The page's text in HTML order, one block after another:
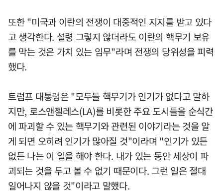
또한 "미국과 이란의 전쟁이 대중적인 지지를 받고 있다
고 생각한다. 설령 그렇지 않더라도 이란의 핵무기 보유
를 막는 것은 가치 있는 임무"라며 전쟁의 당위성을 피력
했다.
트럼프 대통령은 "모두들 핵무기가 인기가 없다고 말하
지만, 로스앤젤레스(LA)를 비롯한 주요 도시들을 순식간
에 파괴할 수 있는 핵무기와 관련된 이야기라는 것을 알
게 되면 오히려 인기가 많아질 것"이라며 "인기가 있든
없든 나는 이 일을 해야 한다. 내가 있는 동안 세상이 파
괴되는 것을 두고 볼 수 없기 때문이다. 그런 일은 절대
일어나지 않을 것"이라고 말했다.